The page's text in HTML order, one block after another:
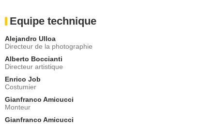
Equipe technique
Alejandro Ulloa
Directeur de la photographie
Alberto Boccianti
Directeur artistique
Enrico Job
Costumier
Gianfranco Amicucci
Monteur
Gianfranco Amicucci